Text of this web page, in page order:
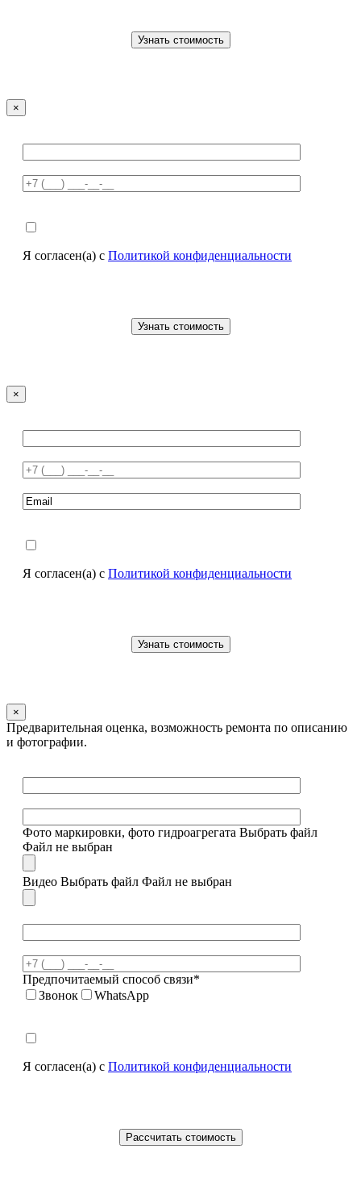
×
Я согласен(а) с Политикой конфиденциальности
×
Я согласен(а) с Политикой конфиденциальности
×
Предварительная оценка, возможность ремонта по описанию
и фотографии.
Фото маркировки, фото гидроагрегата Выбрать файл
Файл не выбран
Видео Выбрать файл Файл не выбран
Предпочитаемый способ связи*
Звонок
WhatsApp
Я согласен(а) с Политикой конфиденциальности